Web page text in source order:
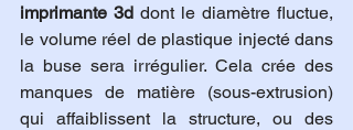
imprimante 3d dont le diamètre fluctue,
le volume réel de plastique injecté dans
la buse sera irrégulier. Cela crée des
manques de matière (sous-extrusion)
qui affaiblissent la structure, ou des